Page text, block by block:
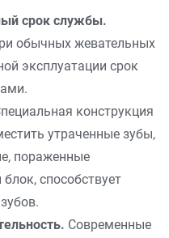
срок службы.
обычных жевательных
эксплуатации срок
конструкция
утраченные зубы,
пораженные
способствует
Современные